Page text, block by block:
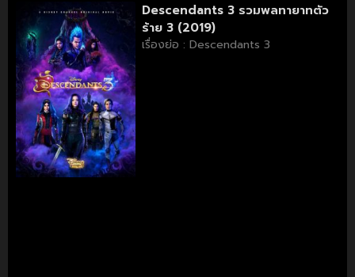
Descendants 3 รวมพลทายาทตัว
ร้าย 3 (2019)
เรื่องย่อ : Descendants 3